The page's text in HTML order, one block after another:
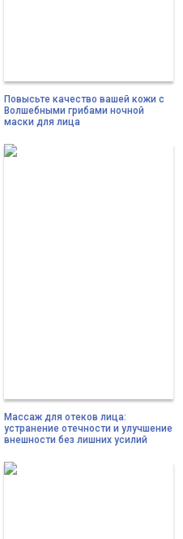
Повысьте качество вашей кожи с
Волшебными грибами ночной
маски для лица
Массаж для отеков лица:
устранение отечности и улучшение
внешности без лишних усилий